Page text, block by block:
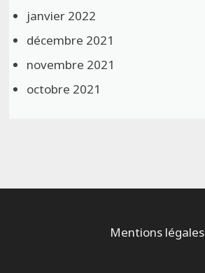
janvier 2022
décembre 2021
novembre 2021
octobre 2021
Mentions légales